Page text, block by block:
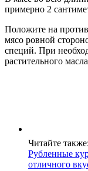
примерно 2
Положите на
мясо ровной
специй. При
растительного
Читайте также:
Рубленные
отличного